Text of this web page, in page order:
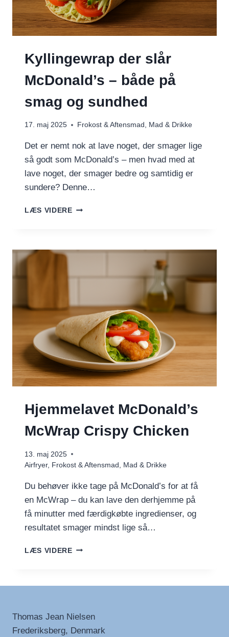
Kyllingewrap der slår
McDonald’s – både på
smag og sundhed
17. maj 2025 Frokost & Aftensmad , Mad & Drikke
Det er nemt nok at lave noget, der smager lige
så godt som McDonald’s – men hvad med at
lave noget, der smager bedre og samtidig er
sundere? Denne…
LÆS VIDEREKYLLINGEWRAP
–
SUNDHED
Hjemmelavet McDonald’s
McWrap Crispy Chicken
13. maj 2025
Airfryer, Frokost & Aftensmad Mad & Drikke
Du behøver ikke tage på McDonald’s for at få
en McWrap – du kan lave den derhjemme på
få minutter med færdigkøbte ingredienser, og
resultatet smager mindst lige så…
LÆS VIDEREHJEMMELAVET
Thomas Jean Nielsen
Frederiksberg, Denmark